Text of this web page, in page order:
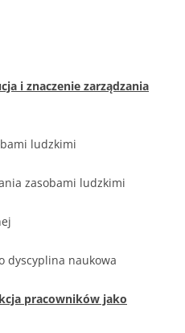
i znaczenie zarządzania
ludzkimi
zasobami ludzkimi
dyscyplina naukowa
pracowników jako